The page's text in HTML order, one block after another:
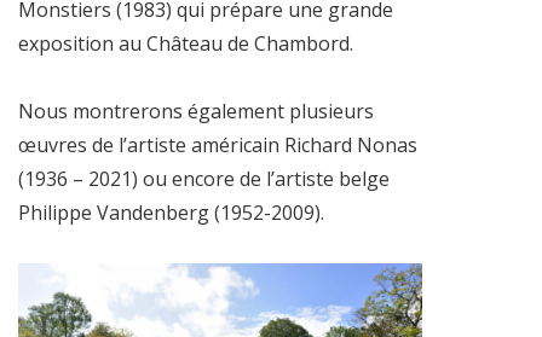
Monstiers (1983) qui prépare une grande
exposition au Château de Chambord.
Nous montrerons également plusieurs
œuvres de l’artiste américain Richard Nonas
(1936 – 2021) ou encore de l’artiste belge
Philippe Vandenberg (1952-2009).